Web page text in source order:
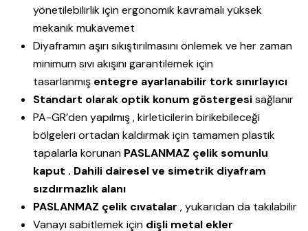
yönetilebilirlik için ergonomik kavramalı yüksek
mekanik mukavemet
Diyaframın aşırı sıkıştırılmasını önlemek ve her zaman
minimum sıvı akışını garantilemek için
tasarlanmış entegre ayarlanabilir tork sınırlayıcı
Standart olarak optik konum göstergesisağlanır
PA-GR’den yapılmış , kirleticilerin birikebileceği
bölgeleri ortadan kaldırmak için tamamen plastik
tapalarla korunan PASLANMAZ çelik somunlu
kaput . Dahili dairesel ve simetrik diyafram
sızdırmazlık alanı
PASLANMAZ çelik cıvatalar , yukarıdan da takılabilir
Vanayı sabitlemek için dişli metal ekler